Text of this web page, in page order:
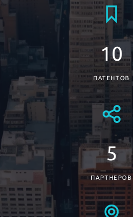
10
ПАТЕНТОВ
5
ПАРТНЕРОВ